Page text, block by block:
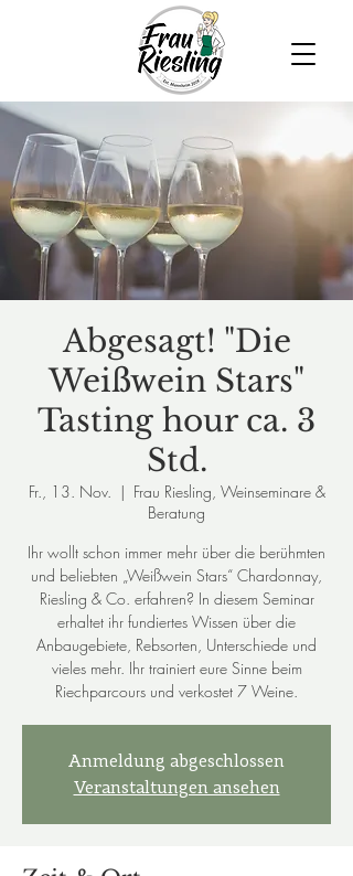
Abgesagt! "Die
Weißwein Stars"
Tasting hour ca. 3
Std.
Fr., 13. Nov.
  |
Frau Riesling, Weinseminare &
Beratung
Ihr wollt schon immer mehr über die berühmten
und beliebten „Weißwein Stars“ Chardonnay,
Riesling & Co. erfahren? In diesem Seminar
erhaltet ihr fundiertes Wissen über die
Anbaugebiete, Rebsorten, Unterschiede und
vieles mehr. Ihr trainiert eure Sinne beim
Riechparcours und verkostet 7 Weine.
Anmeldung abgeschlossen
Veranstaltungen ansehen